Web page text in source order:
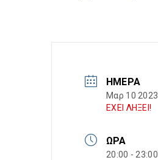
ΗΜΈΡΑ
Μαρ 10 2023
ΕΧΕΙ ΛΗΞΕΙ!
ΏΡΑ
20:00 - 23:00